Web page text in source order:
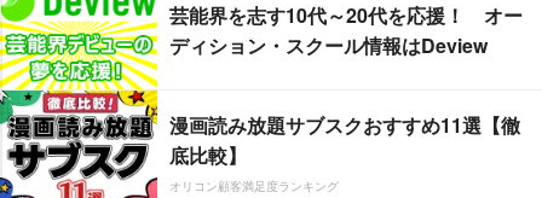
芸能界を志す10代～20代を応援！ オー
ディション・スクール情報はDeview
漫画読み放題サブスクおすすめ11選【徹
底比較】
オリコン顧客満足度ランキング